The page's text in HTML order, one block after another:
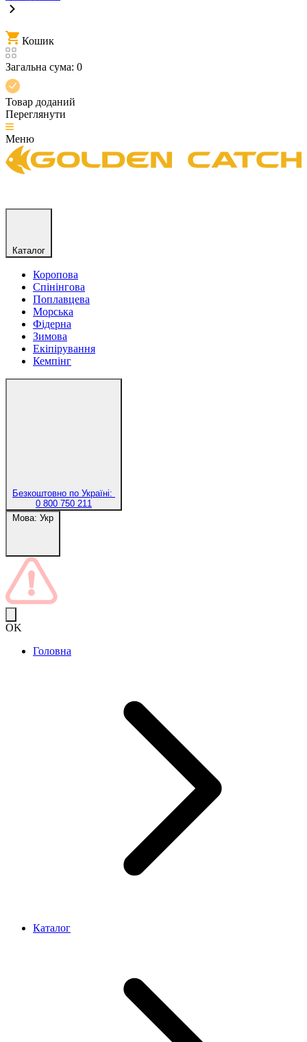
Кошик
Загальна сума: 0
Товар доданий
Переглянути
Меню
Каталог
Коропова
Спінінгова
Поплавцева
Морська
Фідерна
Зимова
Екіпірування
Кемпінг
Безкоштовно по Україні:
0 800 750 211
Мова: Укр
OK
Головна
Каталог